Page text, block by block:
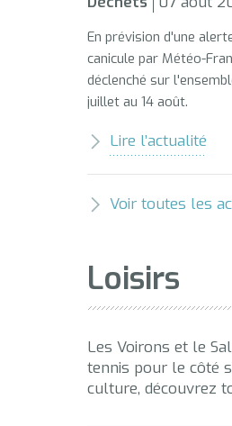
En prévision d'une
canicule par Météo-
déclenché sur
juillet au 14 août.
Lire l’actualité
Voir toutes les
Loisirs
Les Voirons et le
tennis pour le côté
culture, découvrez